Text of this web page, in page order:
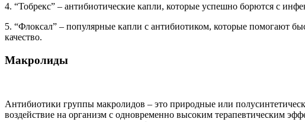
4. “Тобрекс” – антибиотические капли, которые успешно борются с
5. “Флоксал” – популярные капли с антибиотиком, которые помогают
качество.
Макролиды
Антибиотики группы макролидов – это природные или
воздействие на организм с одновременно высоким терапевтическим